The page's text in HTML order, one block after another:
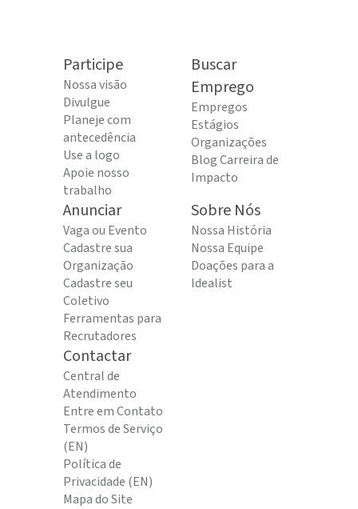
Participe
Nossa visão
Divulgue
Planeje com
antecedência
Use a logo
Apoie nosso
trabalho
Buscar
Emprego
Empregos
Estágios
Organizações
Blog Carreira de
Impacto
Anunciar
Vaga ou Evento
Cadastre sua
Organização
Cadastre seu
Coletivo
Ferramentas para
Recrutadores
Sobre Nós
Nossa História
Nossa Equipe
Doações para a
Idealist
Contactar
Central de
Atendimento
Entre em Contato
Termos de Serviço
(EN)
Política de
Privacidade (EN)
Mapa do Site